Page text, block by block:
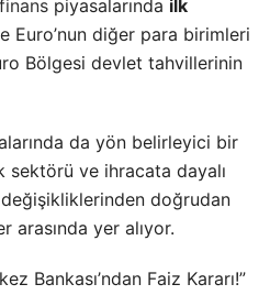
finans piyasalarında ilk
Euro’nun diğer para birimleri
Bölgesi devlet tahvillerinin
da yön belirleyici bir
sektörü ve ihracata dayalı
değişikliklerinden doğrudan
arasında yer alıyor.
Bankası’ndan Faiz Kararı!”